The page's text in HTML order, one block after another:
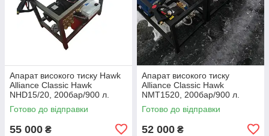
Апарат високого тиску Hawk
Alliance Classic Hawk
NHD15/20, 200бар/900 л.
Готово до відправки
55 000 ₴
Апарат високого тиску
Alliance Classic Hawk
NMT1520, 200бар/900 л.
Готово до відправки
52 000 ₴